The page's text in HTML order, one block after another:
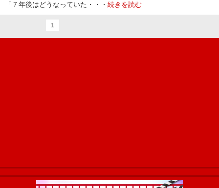
「７年後はどうなっていた・・・ 続きを読む
1